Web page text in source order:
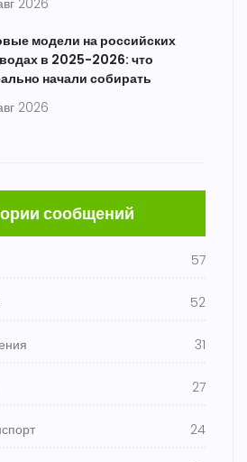
2026
модели на российских
в 2025-2026: что
начали собирать
2026
сообщений
57
52
31
27
24